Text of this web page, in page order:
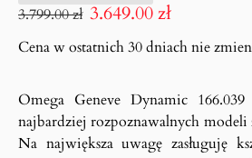
3.799.00zł 3.649.00zł
Cena w ostatnich 30 dniach nie
Omega Geneve Dynamic
najbardziej rozpoznawalnych modeli
Na największa uwagę zasługuję